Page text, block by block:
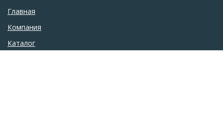
Главная
Компания
Каталог